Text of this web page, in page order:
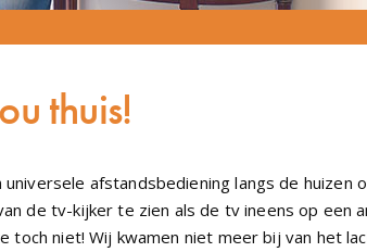
thuis!
afstandsbediening langs de huizen
de tv-kijker te zien als de tv ineens op een
niet! Wij kwamen niet meer bij van het